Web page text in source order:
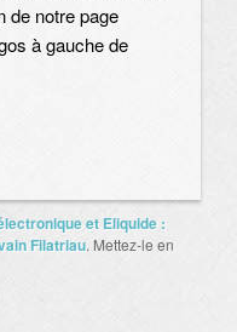
de notre page
à gauche de
et Eliquide :
Filatriau. Mettez-le en